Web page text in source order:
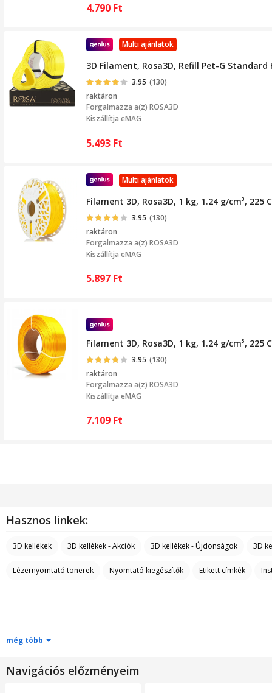
4.790 Ft
Multi ajánlatok
3D Filament, Rosa3D, Refill Pet-G
3.95 (130)
raktáron
Forgalmazza a(z) ROSA3D
Kiszállítja eMAG
5.493 Ft
Multi ajánlatok
Filament 3D, Rosa3D, 1 kg, 1.24 g/cm³,
3.95 (130)
raktáron
Forgalmazza a(z) ROSA3D
Kiszállítja eMAG
5.897 Ft
Filament 3D, Rosa3D, 1 kg, 1.24 g/cm³,
3.95 (130)
raktáron
Forgalmazza a(z) ROSA3D
Kiszállítja eMAG
7.109 Ft
Hasznos linkek:
3D kellékek 3D kellékek - Akciók 3D kellékek - Újdonságok 3D
Lézernyomtató tonerek Nyomtató kiegészítők Etikett címkék
még több
Navigációs előzményeim